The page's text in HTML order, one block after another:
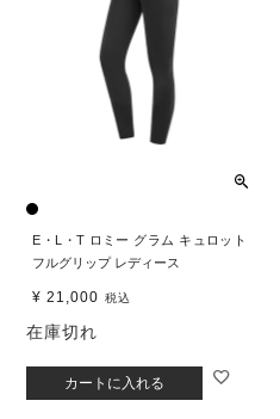
E・L・T ロミー グラム キュロット
フルグリップ レディース
¥ 21,000 税込
在庫切れ
カートに入れる